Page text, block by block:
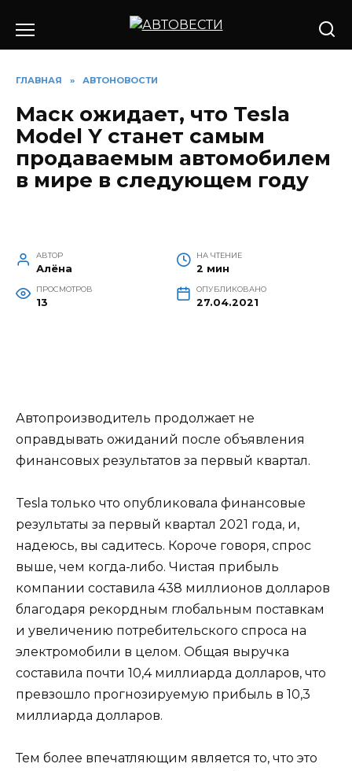
содержанию
ГЛАВНАЯ » АВТОНОВОСТИ
Маск ожидает, что Tesla
Model Y станет самым
продаваемым автомобилем
в мире в следующем году
АВТОР
Алёна
НА ЧТЕНИЕ
2 мин
ПРОСМОТРОВ
13
ОПУБЛИКОВАНО
27.04.2021
Автопроизводитель продолжает не
оправдывать ожиданий после объявления
финансовых результатов за первый квартал.
Tesla только что опубликовала финансовые
результаты за первый квартал 2021 года, и,
надеюсь, вы садитесь. Короче говоря, спрос
выше, чем когда-либо. Чистая прибыль
компании составила 438 миллионов долларов
благодаря рекордным глобальным поставкам
и увеличению потребительского спроса на
электромобили в целом. Общая выручка
составила почти 10,4 миллиарда долларов, что
превзошло прогнозируемую прибыль в 10,3
миллиарда долларов.
Тем более впечатляющим является то, что это